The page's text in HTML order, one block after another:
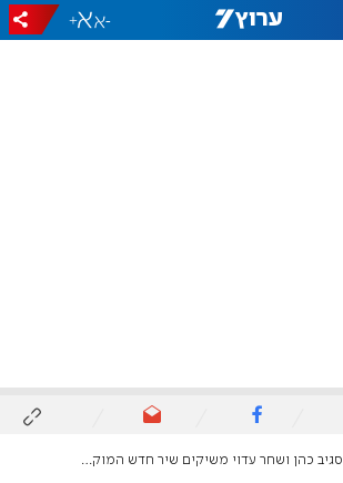
-
+
סגיב כהן ושחר עדוי משיקים שיר חדש המוקדש למורשת יהדות תימן